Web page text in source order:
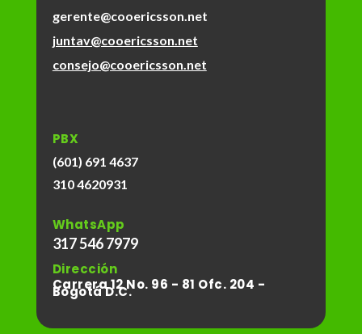
gerente@cooericsson.net
juntav@cooericsson.net
consejo@cooericsson.net
PBX
(601) 691 4637
310 4620931
WhatsApp
317 546 7979
Dirección
Carrera 12 No. 96 - 81 Ofc. 204 -
Bogotá D.C.